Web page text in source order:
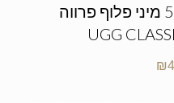
מגפי האגג דגם 5854 מיני פלוף פרווה
UGG
₪